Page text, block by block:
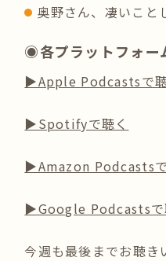
奥野さん、凄いこと
◉各プラットフォー
▶︎Apple Podcastsで
▶︎Spotifyで聴く
▶︎Amazon Podcasts
▶︎Google Podcastsで
今週も最後までお聴き